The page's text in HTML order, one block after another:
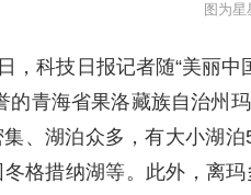
图为
，科技日报记者随“美丽
的青海省果洛藏族自治州
、湖泊众多，有大小湖
冬格措纳湖等。此外，离